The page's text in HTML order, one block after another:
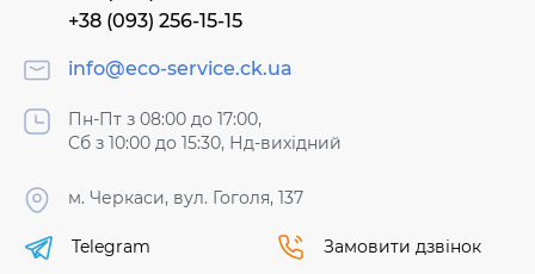
+38 (093) 256-15-15
info@eco-service.ck.ua
Пн-Пт з 08:00 до 17:00,
Сб з 10:00 до 15:30, Нд-вихідний
м. Черкаси, вул. Гоголя, 137
Telegram Замовити дзвінок